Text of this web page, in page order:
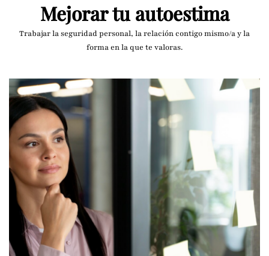
Mejorar tu autoestima
Trabajar la seguridad personal, la relación contigo mismo/a y la
forma en la que te valoras.